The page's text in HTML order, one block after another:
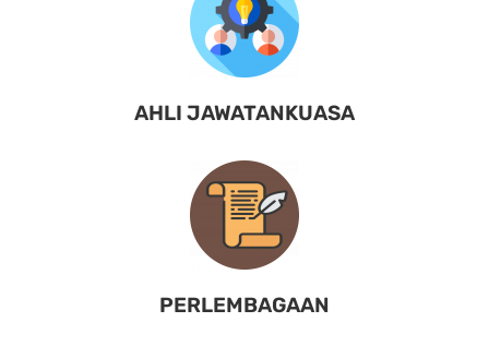
AHLI JAWATANKUASA
PERLEMBAGAAN